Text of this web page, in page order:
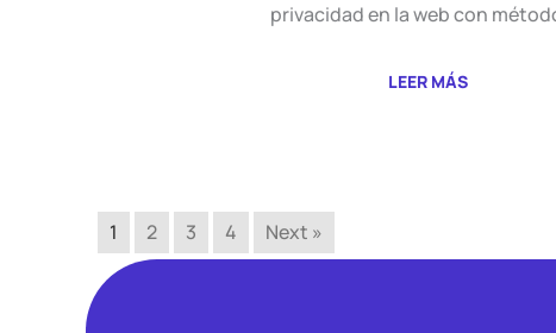
privacidad en la web con
LEER MÁS
1 2 3 4 Next »